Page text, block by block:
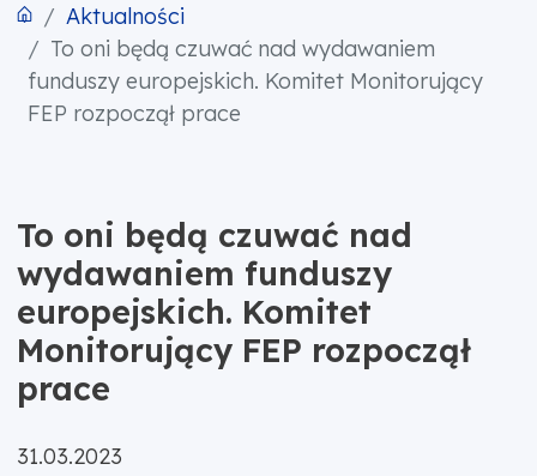
Aktualności
To oni będą czuwać nad wydawaniem
funduszy europejskich. Komitet Monitorujący
FEP rozpoczął prace
To oni będą czuwać nad
wydawaniem funduszy
europejskich. Komitet
Monitorujący FEP rozpoczął
prace
Opublikowano:
31.03.2023